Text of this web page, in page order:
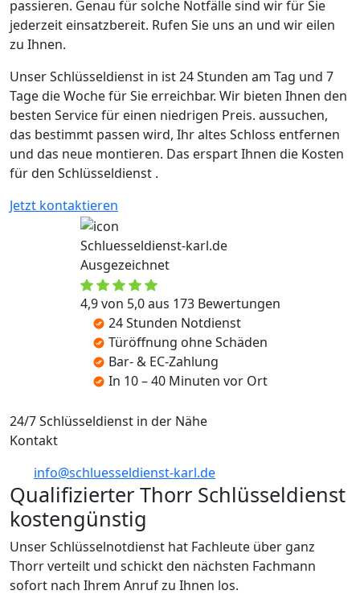
passieren. Genau für solche Notfälle sind wir für Sie
jederzeit einsatzbereit. Rufen Sie uns an und wir eilen
zu Ihnen.
Unser Schlüsseldienst in ist 24 Stunden am Tag und 7
Tage die Woche für Sie erreichbar. Wir bieten Ihnen den
besten Service für einen niedrigen Preis. aussuchen,
das bestimmt passen wird, Ihr altes Schloss entfernen
und das neue montieren. Das erspart Ihnen die Kosten
für den Schlüsseldienst .
Jetzt kontaktieren
Schluesseldienst-karl.de
Ausgezeichnet
4,9 von 5,0 aus 173 Bewertungen
24 Stunden Notdienst
Türöffnung ohne Schäden
Bar- & EC-Zahlung
In 10 – 40 Minuten vor Ort
24/7 Schlüsseldienst in der Nähe
Kontakt
info@schluesseldienst-karl.de
Qualifizierter Thorr Schlüsseldienst
kostengünstig
Unser Schlüsselnotdienst hat Fachleute über ganz
Thorr verteilt und schickt den nächsten Fachmann
sofort nach Ihrem Anruf zu Ihnen los.